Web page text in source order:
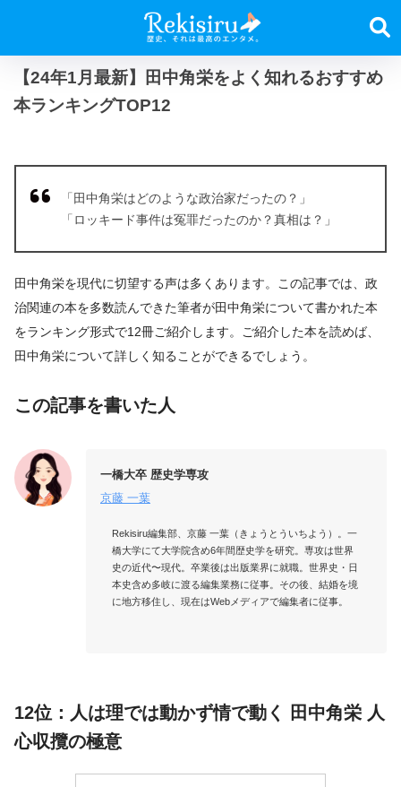
【24年1月最新】田中角栄をよく知れるおすすめ
本ランキングTOP12
「田中角栄はどのような政治家だったの？」
「ロッキード事件は冤罪だったのか？真相は？」
田中角栄を現代に切望する声は多くあります。この記事では、政
治関連の本を多数読んできた筆者が田中角栄について書かれた本
をランキング形式で12冊ご紹介します。ご紹介した本を読めば、
田中角栄について詳しく知ることができるでしょう。
この記事を書いた人
一橋大卒 歴史学専攻
京藤 一葉
Rekisiru編集部、京藤 一葉（きょうとういちよう）。一
橋大学にて大学院含め6年間歴史学を研究。専攻は世界
史の近代〜現代。卒業後は出版業界に就職。世界史・日
本史含め多岐に渡る編集業務に従事。その後、結婚を境
に地方移住し、現在はWebメディアで編集者に従事。
12位：人は理では動かず情で動く 田中角栄 人
心収攬の極意